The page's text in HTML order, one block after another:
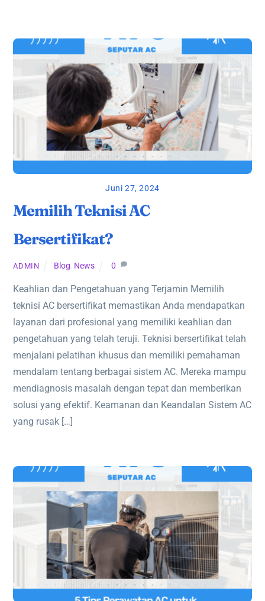
Juni 27, 2024
Memilih Teknisi AC
Bersertifikat?
ADMIN Blog News 0
Keahlian dan Pengetahuan yang Terjamin Memilih
teknisi AC bersertifikat memastikan Anda mendapatkan
layanan dari profesional yang memiliki keahlian dan
pengetahuan yang telah teruji. Teknisi bersertifikat telah
menjalani pelatihan khusus dan memiliki pemahaman
mendalam tentang berbagai sistem AC. Mereka mampu
mendiagnosis masalah dengan tepat dan memberikan
solusi yang efektif. Keamanan dan Keandalan Sistem AC
yang rusak […]